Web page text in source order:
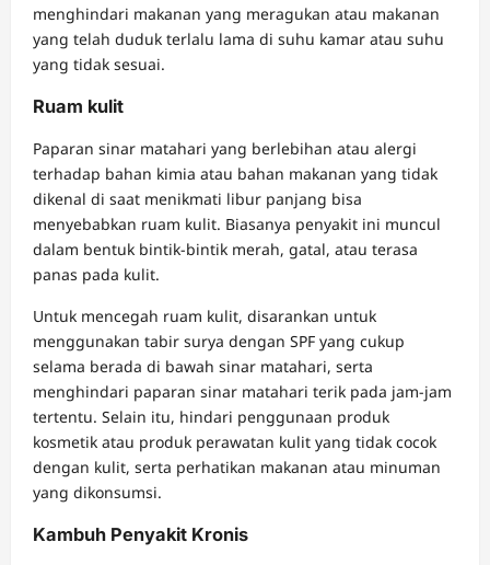
menghindari makanan yang meragukan atau makanan
yang telah duduk terlalu lama di suhu kamar atau suhu
yang tidak sesuai.
Ruam kulit
Paparan sinar matahari yang berlebihan atau alergi
terhadap bahan kimia atau bahan makanan yang tidak
dikenal di saat menikmati libur panjang bisa
menyebabkan ruam kulit. Biasanya penyakit ini muncul
dalam bentuk bintik-bintik merah, gatal, atau terasa
panas pada kulit.
Untuk mencegah ruam kulit, disarankan untuk
menggunakan tabir surya dengan SPF yang cukup
selama berada di bawah sinar matahari, serta
menghindari paparan sinar matahari terik pada jam-jam
tertentu. Selain itu, hindari penggunaan produk
kosmetik atau produk perawatan kulit yang tidak cocok
dengan kulit, serta perhatikan makanan atau minuman
yang dikonsumsi.
Kambuh Penyakit Kronis